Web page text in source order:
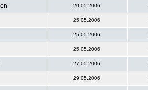
20.05.2006
25.05.2006
25.05.2006
25.05.2006
27.05.2006
29.05.2006